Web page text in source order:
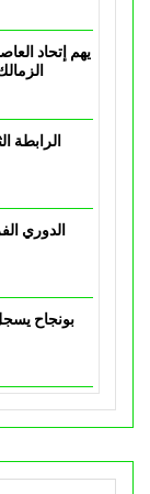
يهم إتحاد
الرابطة
الدوري
بونجاح